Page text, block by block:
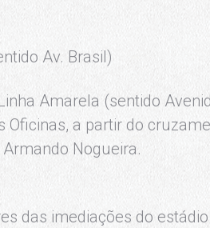
Av. Brasil)
Amarela (sentido
Oficinas, a partir do
Nogueira.
das imediações do